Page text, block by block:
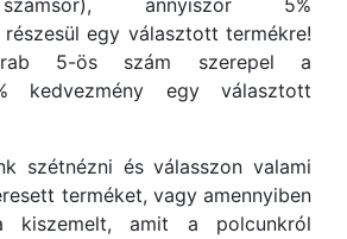
annyiszor 5%
részesül egy választott termékre!
5-ös szám szerepel a
kedvezmény egy választott
szétnézni és válasszon valami
terméket, vagy amennyiben
kiszemelt, amit a polcunkról